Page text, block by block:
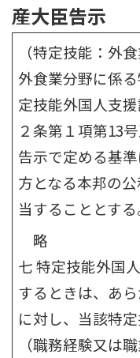
産大臣告示
（特定技能：外
外食業分野に係
定技能外国人支
２条第１項第13
告示で定める基
方となる本邦の
当することとする
略
七 特定技能外国
するときは、あ
に対し、当該特
（職務経験又は